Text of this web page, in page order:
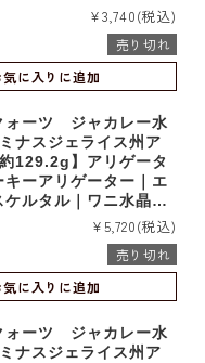
¥3,740(税込)
売り切れ
気に入りに追加
ォーツ ジャカレー水
ナスジェライス州ア
129.2g】アリゲータ
キーアリゲーター｜エ
ルタル｜ワニ水晶｜r
¥5,720(税込)
売り切れ
気に入りに追加
ォーツ ジャカレー水
ナスジェライス州ア